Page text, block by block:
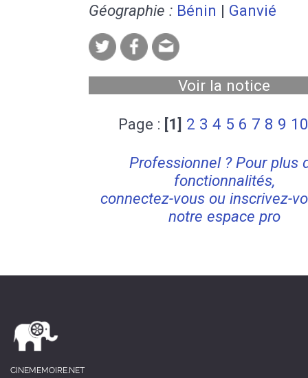
Géographie : Bénin | Ganvié
Voir la notice
Page : [1] 2 3 4 5 6 7 8 9 10
Professionnel ? Pour plus
fonctionnalités,
connectez-vous ou inscrivez-
notre espace pro
CINEMEMOIRE.NET